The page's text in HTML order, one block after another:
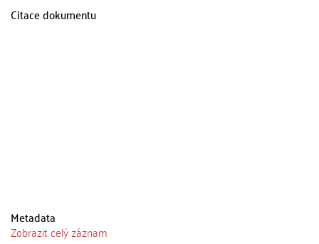
Citace dokumentu
Metadata
Zobrazit celý záznam